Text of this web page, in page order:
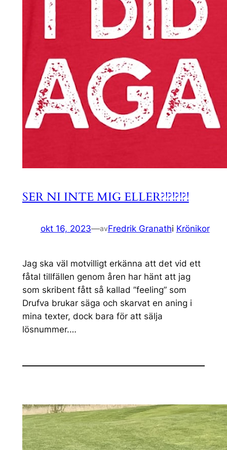
SER NI INTE MIG ELLER?!?!?!?!
okt 16, 2023—avFredrik Granathi Krönikor
Jag ska väl motvilligt erkänna att det vid ett
fåtal tillfällen genom åren har hänt att jag
som skribent fått så kallad ”feeling” som
Drufva brukar säga och skarvat en aning i
mina texter, dock bara för att sälja
lösnummer.…